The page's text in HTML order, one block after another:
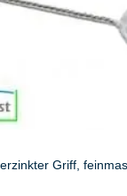
Griff,